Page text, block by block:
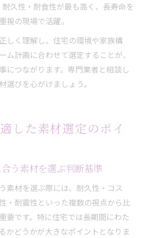
久性・耐食性が最も高く、長寿命を
視の現場で活躍。
しく理解し、住宅の環境や家族構
ム計画に合わせて選定することが、
につながります。専門業者と相談し
選びを心がけましょう。
した素材選定のポイ
う素材を選ぶ判断基準
素材を選ぶ際には、耐久性・コス
・耐震性といった複数の視点から比
要です。特に住宅では長期間にわた
かどうかが大きなポイントとなりま